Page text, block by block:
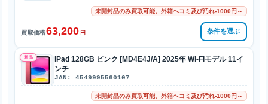
未開封品のみ買取可能。外箱ヘコミ及び汚れ-1000円～
買取価格63,200 円 条件を選ぶ
新品
iPad 128GB ピンク [MD4E4J/A] 2025年 Wi-Fiモデル 11イ
ンチ
JAN: 4549995560107
未開封品のみ買取可能。外箱ヘコミ及び汚れ-1000円～